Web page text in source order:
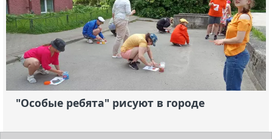
"Особые ребята" рисуют в городе